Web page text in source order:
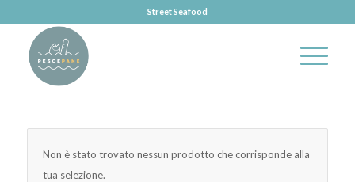
Street Seafood
Non è stato trovato nessun prodotto che corrisponde alla
tua selezione.